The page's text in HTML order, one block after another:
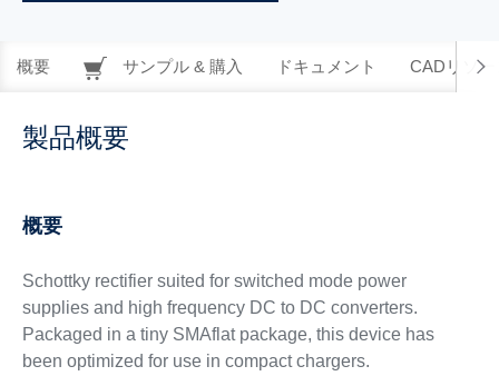
概要 サンプル & 購入 ドキュメント CADリソー
製品概要
概要
Schottky rectifier suited for switched mode power
supplies and high frequency DC to DC converters.
Packaged in a tiny SMAflat package, this device has
been optimized for use in compact chargers.